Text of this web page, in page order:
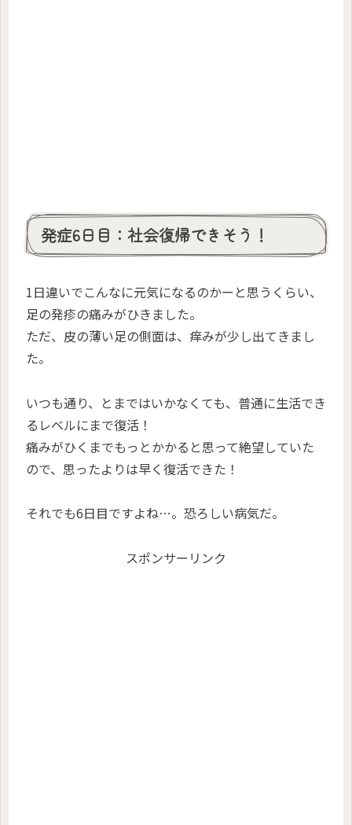
発症6日目：社会復帰できそう！
1日違いでこんなに元気になるのかーと思うくらい、
足の発疹の痛みがひきました。
ただ、皮の薄い足の側面は、痒みが少し出てきまし
た。
いつも通り、とまではいかなくても、普通に生活でき
るレベルにまで復活！
痛みがひくまでもっとかかると思って絶望していた
ので、思ったよりは早く復活できた！
それでも6日目ですよね…。恐ろしい病気だ。
スポンサーリンク